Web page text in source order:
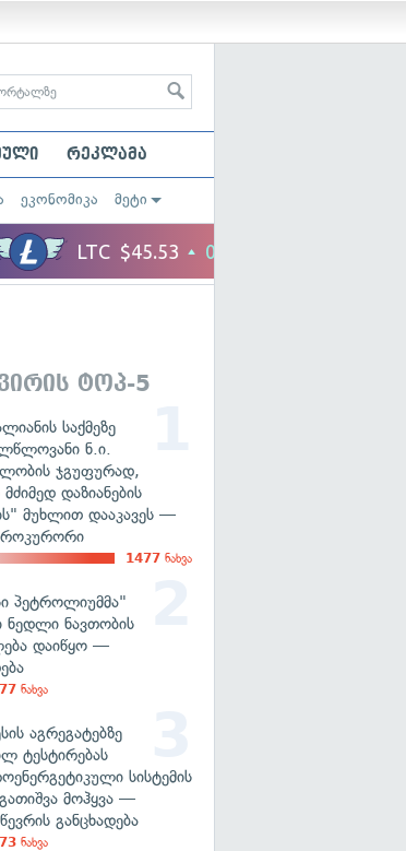
რეკლამა
ეკონომიკა მეტი
ტოპ-5
საქმეზე
ნ.ი.
ჯგუფურად,
დაზიანების
მუხლით დააკავეს —
1477 ნახვა
პეტროლიუმმა"
ნავთობის
დაიწყო —
ნახვა
აგრეგატებზე
ტესტირებას
სისტემის
მოჰყვა —
განცხადება
ნახვა